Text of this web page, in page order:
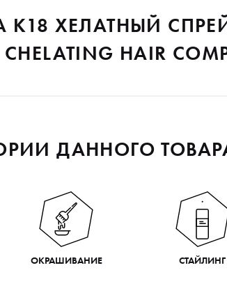
ХЕЛАТНЫЙ
CHELATING HAIR
ДАННОГО
ОКРАШИВАНИЕ СТАЙЛИНГ